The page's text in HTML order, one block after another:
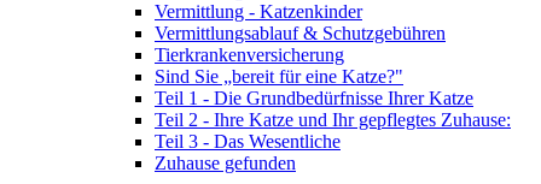
Vermittlung - Katzenkinder
Vermittlungsablauf & Schutzgebühren
Tierkrankenversicherung
Sind Sie „bereit für eine Katze?"
Teil 1 - Die Grundbedürfnisse Ihrer Katze
Teil 2 - Ihre Katze und Ihr gepflegtes Zuhause:
Teil 3 - Das Wesentliche
Zuhause gefunden